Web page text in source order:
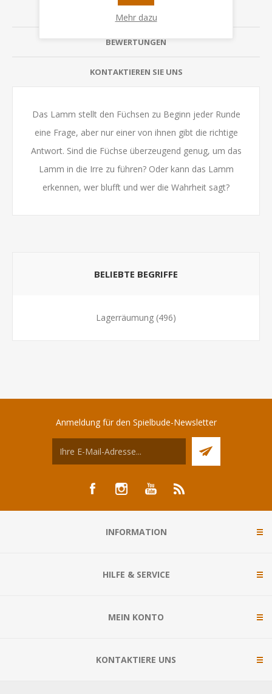
SPEZIFIKATION
BEWERTUNGEN
KONTAKTIEREN SIE UNS
Das Lamm stellt den Füchsen zu Beginn jeder Runde
eine Frage, aber nur einer von ihnen gibt die richtige
Antwort. Sind die Füchse überzeugend genug, um das
Lamm in die Irre zu führen? Oder kann das Lamm
erkennen, wer blufft und wer die Wahrheit sagt?
BELIEBTE BEGRIFFE
Lagerräumung (496)
Anmeldung für den Spielbude-Newsletter
INFORMATION
HILFE & SERVICE
MEIN KONTO
KONTAKTIERE UNS
Mehr dazu